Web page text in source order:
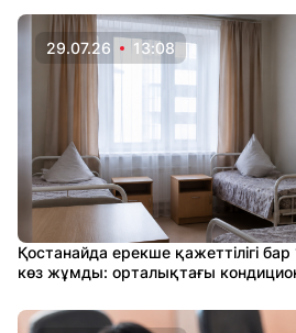
29.07.26 13:08
Қостанайда ерекше қажеттілігі
көз жұмды: орталықтағы